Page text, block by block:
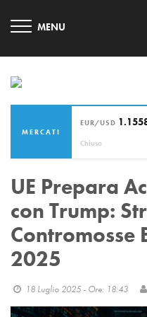
MERCATI
EUR/USD
Chiuso
UE Prepara
con Trump:
Contromosse
2025
18 Luglio 2025 - Ore: 18:43